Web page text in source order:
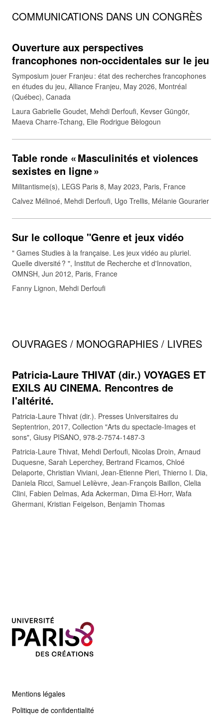
COMMUNICATIONS DANS UN CONGRÈS
Ouverture aux perspectives
francophones non-occidentales sur le jeu
Symposium jouer Franjeu : état des recherches francophones
en études du jeu, Alliance Franjeu, May 2026, Montréal
(Québec), Canada
Laura Gabrielle Goudet, Mehdi Derfoufi, Kevser Güngör,
Maeva Charre-Tchang, Elie Rodrigue Bèlogoun
Table ronde « Masculinités et violences
sexistes en ligne »
Militantisme(s), LEGS Paris 8, May 2023, Paris, France
Calvez Mélinoé, Mehdi Derfoufi, Ugo Trellis, Mélanie Gourarier
Sur le colloque "Genre et jeux vidéo
" Games Studies à la française. Les jeux vidéo au pluriel.
Quelle diversité ? ", Institut de Recherche et d'Innovation,
OMNSH, Jun 2012, Paris, France
Fanny Lignon, Mehdi Derfoufi
OUVRAGES / MONOGRAPHIES / LIVRES
Patricia-Laure THIVAT (dir.) VOYAGES ET
EXILS AU CINEMA. Rencontres de
l'altérité.
Patricia-Laure Thivat (dir.). Presses Universitaires du
Septentrion, 2017, Collection "Arts du spectacle-Images et
sons", Giusy PISANO, 978-2-7574-1487-3
Patricia-Laure Thivat, Mehdi Derfoufi, Nicolas Droin, Arnaud
Duquesne, Sarah Leperchey, Bertrand Ficamos, Chloé
Delaporte, Christian Viviani, Jean-Etienne Pieri, Thierno I. Dia,
Daniela Ricci, Samuel Lelièvre, Jean-François Baillon, Clelia
Clini, Fabien Delmas, Ada Ackerman, Dima El-Horr, Wafa
Ghermani, Kristian Feigelson, Benjamin Thomas
Mentions légales
Politique de confidentialité